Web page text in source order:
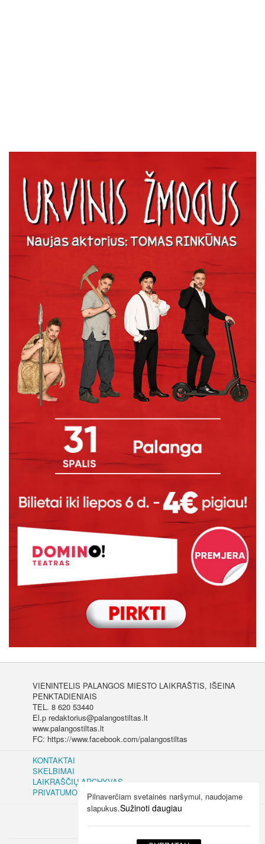
VIENINTELIS PALANGOS MIESTO LAIKRAŠTIS, IŠEINA
PENKTADIENIAIS
TEL. 8 620 53440
El.p redaktorius@palangostiltas.lt
www.palangostiltas.lt
FC: https://www.facebook.com/palangostiltas
KONTAKTAI
SKELBIMAI
LAIKRAŠČIŲ ARCHYVAS
PRIVATUMO IR SLAPUKŲ POLITIKA
Pilnaverčiam svetainės naršymui, naudojame
slapukus.Sužinoti daugiau